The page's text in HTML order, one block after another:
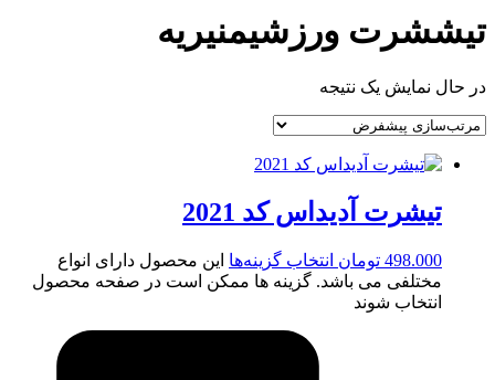
تیششرت ورزشیمنیریه
در حال نمایش یک نتیجه
تیشرت آدیداس کد 2021
498.000 تومان انتخاب گزینه‌ها این محصول دارای انواع
مختلفی می باشد. گزینه ها ممکن است در صفحه محصول
انتخاب شوند